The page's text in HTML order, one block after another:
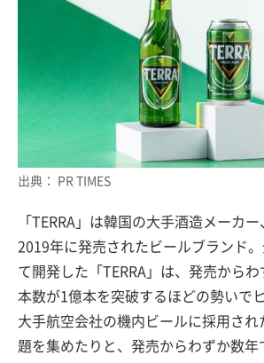
出典： PR TIMES
「TERRA」は韓国の大手酒造メーカ
2019年に発売されたビールブランド
て開発した「TERRA」は、発売から
本数が1億本を突破するほどの勢いで
大手航空会社の機内ビールに採用され
題を集めたりと、発売からわずか数年